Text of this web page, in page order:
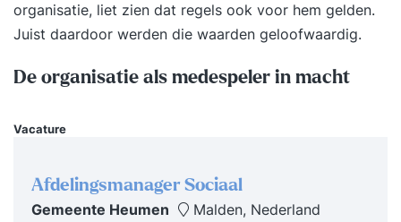
organisatie, liet zien dat regels ook voor hem gelden.
Juist daardoor werden die waarden geloofwaardig.
De organisatie als medespeler in macht
Vacature
Afdelingsmanager Sociaal
Gemeente Heumen
Malden, Nederland